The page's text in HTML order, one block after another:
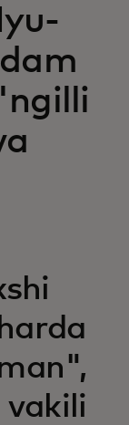
vakili